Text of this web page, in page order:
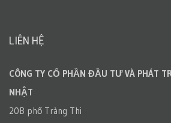
LIÊN HỆ
CÔNG TY CỔ PHẦN ĐẦU TƯ VÀ PHÁT
NHẬT
20B phố Tràng Thi